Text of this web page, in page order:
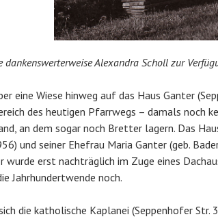
dankenswerterweise Alexandra Scholl zur
eine Wiese hinweg auf das Haus Ganter
des heutigen Pfarrwegs – damals noch
an dem sogar noch Bretter lagern. Das
und seiner Ehefrau Maria Ganter (geb.
wurde erst nachträglich im Zuge eines
Jahrhundertwende noch.
die katholische Kaplanei (Seppenhofer Str.